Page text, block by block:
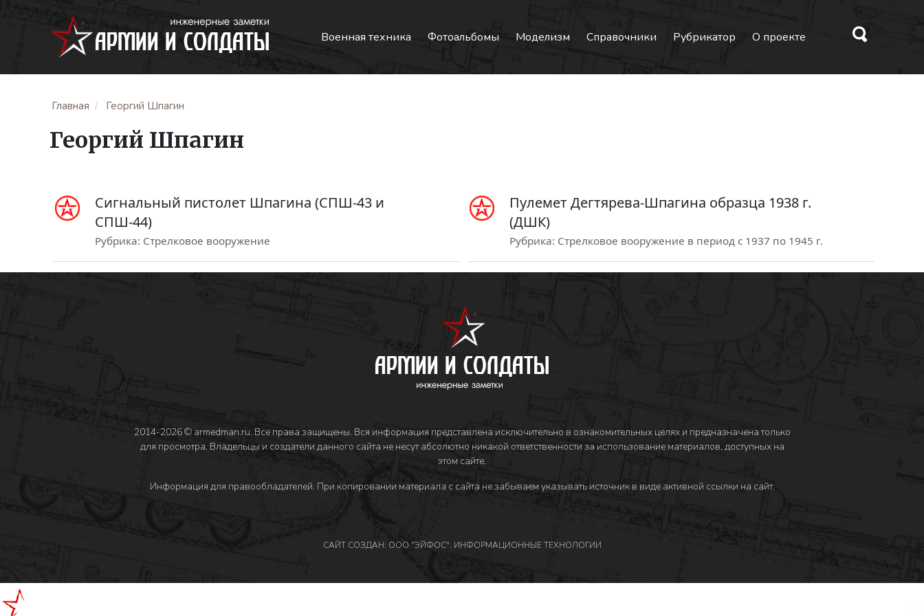
Военная техника Фотоальбомы Моделизм Справочники Рубрикатор О проекте
Главная Георгий Шпагин
Георгий Шпагин
Сигнальный пистолет Шпагина (СПШ-43 и
СПШ-44)
Рубрика: Стрелковое вооружение
Пулемет Дегтярева-Шпагина образца 1938 г.
(ДШК)
Рубрика: Стрелковое вооружение в период с 1937 по 1945 г.
2014-2026 © armedman.ru. Все права защищены. Вся информация представлена исключительно в ознакомительных целях и предназначена только
для просмотра. Владельцы и создатели данного сайта не несут абсолютно никакой ответственности за использование материалов, доступных на
этом сайте.
Информация для правообладателей. При копировании материала с сайта не забываем указывать источник в виде активной ссылки на сайт.
САЙТ СОЗДАН: ООО "ЭЙФОС". ИНФОРМАЦИОННЫЕ ТЕХНОЛОГИИ